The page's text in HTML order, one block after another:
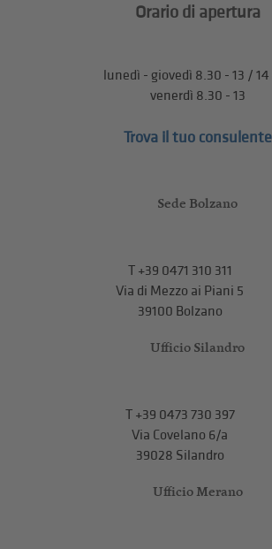
Orario di apertura
lunedì - giovedì 8.30 - 13 / 14
venerdì 8.30 - 13
Trova il tuo consulente
Sede Bolzano
T+39 0471 310 311
Via di Mezzo ai Piani 5
39100 Bolzano
Ufficio Silandro
T+39 0473 730 397
Via Covelano 6/a
39028 Silandro
Ufficio Merano